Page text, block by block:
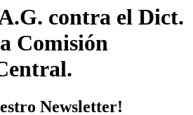
contra el Dict.
Comisión
Newsletter!